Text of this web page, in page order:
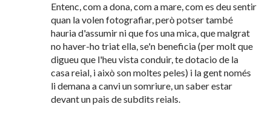
Entenc, com a dona, com a mare, com es deu sentir
quan la volen fotografiar, però potser també
hauria d'assumir ni que fos una mica, que malgrat
no haver-ho triat ella, se'n beneficia (per molt que
digueu que l'heu vista conduir, te dotacio de la
casa reial, i això son moltes peles) i la gent només
li demana a canvi un somriure, un saber estar
devant un pais de subdits reials.